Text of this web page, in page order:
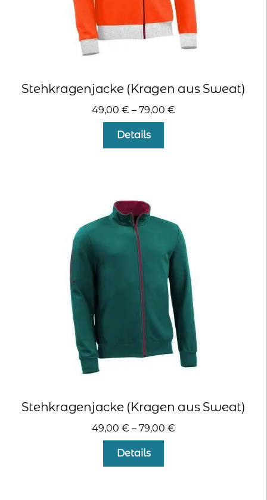
Stehkragenjacke (Kragen aus Sweat)
49,00 € – 79,00 €
Details
Optionen
können
auf
der
Produktseite
gewählt
werden
Stehkragenjacke (Kragen aus Sweat)
49,00 € – 79,00 €
Details